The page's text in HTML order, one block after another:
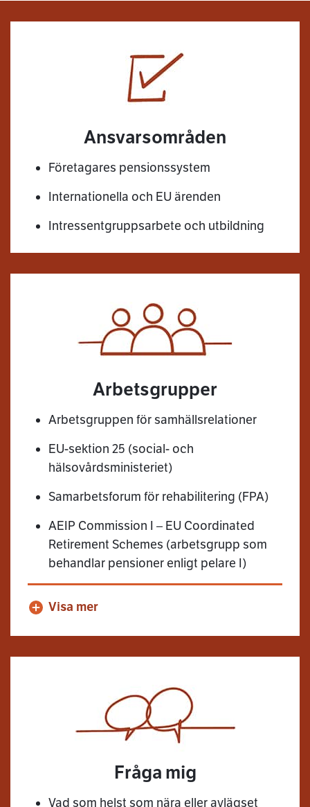
Ansvarsområden
Företagares pensionssystem
Internationella och EU ärenden
Intressentgruppsarbete och utbildning
Arbetsgrupper
Arbetsgruppen för samhällsrelationer
EU-sektion 25 (social- och
hälsovårdsministeriet)
Samarbetsforum för rehabilitering (FPA)
AEIP Commission I – EU Coordinated
Retirement Schemes (arbetsgrupp som
behandlar pensioner enligt pelare I)
Visa mer
Fråga mig
Vad som helst som nära eller avlägset